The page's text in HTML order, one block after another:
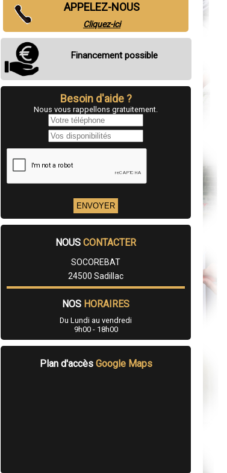
APPELEZ-NOUS
Cliquez-ici
Financement possible
Besoin d'aide ?
Nous vous rappellons gratuitement.
NOUS CONTACTER
SOCOREBAT
24500 Sadillac
NOS HORAIRES
Du Lundi au vendredi
9h00 - 18h00
Plan d'accès Google Maps